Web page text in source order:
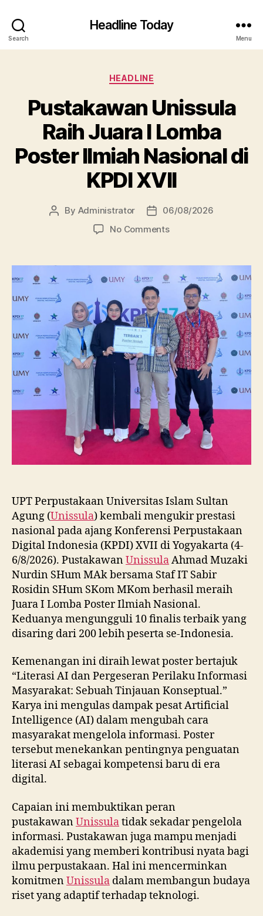
Search
Headline Today
Menu
Categories
HEADLINE
Pustakawan Unissula
Raih Juara I Lomba
Poster Ilmiah Nasional di
KPDI XVII
Post
By Administrator
Post06/08/2026
No Commentson
Raih
Juara
Lomba
Poster
Ilmiah
Nasional
di
KPDI
XVII
UPT Perpustakaan Universitas Islam Sultan
Agung (Unissula) kembali mengukir prestasi
nasional pada ajang Konferensi Perpustakaan
Digital Indonesia (KPDI) XVII di Yogyakarta (4-
6/8/2026). PustakawanUnissulaAhmad Muzaki
Nurdin SHum MAk bersama Staf IT Sabir
Rosidin SHum SKom MKom berhasil meraih
Juara I Lomba Poster Ilmiah Nasional.
Keduanya mengungguli 10 finalis terbaik yang
disaring dari 200 lebih peserta se-Indonesia.
Kemenangan ini diraih lewat poster bertajuk
“Literasi AI dan Pergeseran Perilaku Informasi
Masyarakat: Sebuah Tinjauan Konseptual.”
Karya ini mengulas dampak pesat Artificial
Intelligence (AI) dalam mengubah cara
masyarakat mengelola informasi. Poster
tersebut menekankan pentingnya penguatan
literasi AI sebagai kompetensi baru di era
digital.
Capaian ini membuktikan peran
pustakawanUnissulatidak sekadar pengelola
informasi. Pustakawan juga mampu menjadi
akademisi yang memberi kontribusi nyata bagi
ilmu perpustakaan. Hal ini mencerminkan
komitmenUnissula dalam membangun budaya
riset yang adaptif terhadap teknologi.